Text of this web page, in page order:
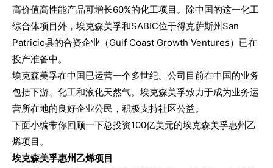
高价值高性能产品可增长60%的化工项目。除中国的这一化工
综合体项目外，埃克森美孚和SABIC位于得克萨斯州San
Patricio县的合资企业（Gulf Coast Growth Ventures）已在
投产准备中。
埃克森美孚在中国已运营一个多世纪。公司目前在中国的业务
包括下游、化工和液化天然气。埃克森美孚致力于成为业务运
营所在地的良好企业公民，积极支持社区公益。
下面小编带你回顾一下总投资100亿美元的埃克森美孚惠州乙
烯项目。
埃克森美孚惠州乙烯项目